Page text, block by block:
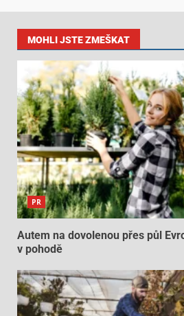
MOHLI JSTE ZMEŠKAT
PR
Autem na dovolenou přes půl
v pohodě